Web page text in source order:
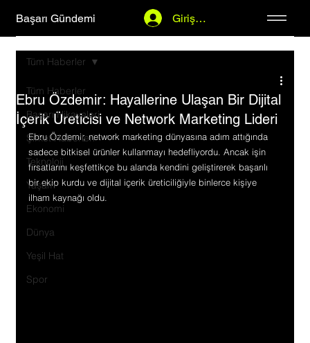
Başarı Gündemi Giriş Yap
Tüm Haberler
Başarı Hikayeleri
Şirket Haberleri
Teknoloji
Yaşam
Ekonomi
Dünya
Yeşil Hat
Spor
Tüm Haberler
Ebru Özdemir: Hayallerine Ulaşan Bir Dijital
İçerik Üreticisi ve Network Marketing Lideri
Ebru Özdemir, network marketing dünyasına adım attığında
sadece bitkisel ürünler kullanmayı hedefliyordu. Ancak işin
fırsatlarını keşfettikçe bu alanda kendini geliştirerek başarılı
bir ekip kurdu ve dijital içerik üreticiliğiyle binlerce kişiye
ilham kaynağı oldu.